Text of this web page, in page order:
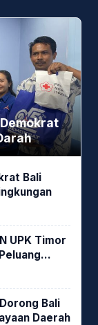
Bali
UPK Timor
Bolok
Bali
Daerah